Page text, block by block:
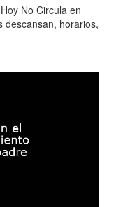
No Circula en
descansan, horarios,